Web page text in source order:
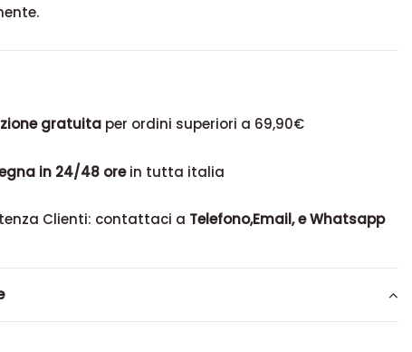
gratuitaper ordini superiori a 69,90€
in 24/48 orein tutta italia
Clienti: contattaci a Telefono,Email, e Whatsapp